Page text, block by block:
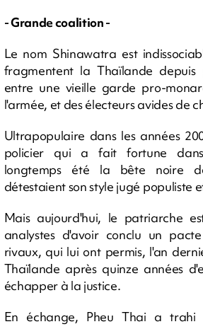
- Grande coalition -
Le nom Shinawatra est
fragmentent la Thaïlande
entre une vieille garde pro-
l'armée, et des électeurs avides de
Ultrapopulaire dans les années
policier qui a fait fortune
longtemps été la bête noire
détestaient son style jugé populiste
Mais aujourd'hui, le patriarche
analystes d'avoir conclu un
rivaux, qui lui ont permis, l'an
Thaïlande après quinze années
échapper à la justice.
En échange, Pheu Thai a trahi